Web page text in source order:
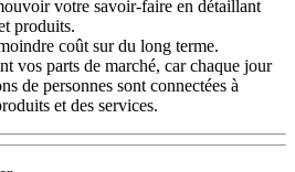
votre savoir-faire en détaillant
produits.
coût sur du long terme.
vos parts de marché, car chaque jour
de personnes sont connectées à
et des services.